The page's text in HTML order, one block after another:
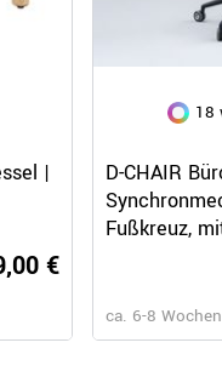
|
€
18
D-CHAIR
Fußkreuz,
ca. 6-8 Wochen